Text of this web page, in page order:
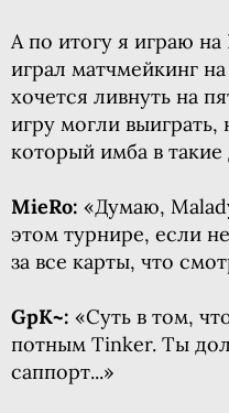
А по итогу я играю
играл матчмейкинг
хочется ливнуть на
игру могли
который имба в
MieRo: «Думаю,
этом турнире, если
за все карты, что
GpK~: «Суть в том,
потным Tinker. Ты
саппорт...»